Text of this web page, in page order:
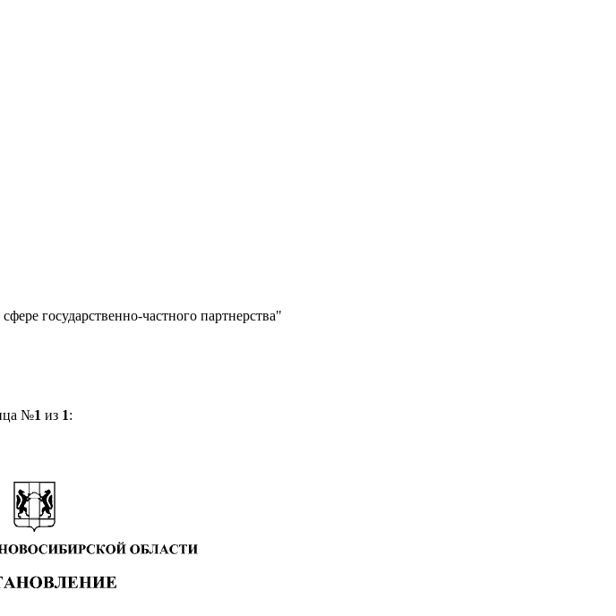
государственно-частного партнерства"
№1 из 1: